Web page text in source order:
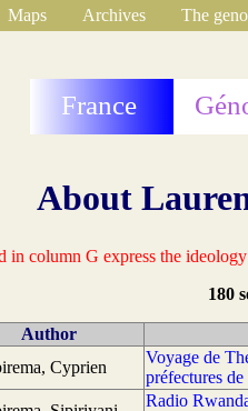
Maps Archives The
France
About
in column G express the
180
Author
Cyprien
Voyage de
préfectures
Radio